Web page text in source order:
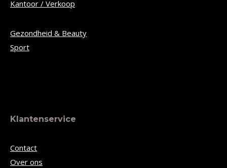
Kantoor / Verkoop
Gezondheid & Beauty
Sport
Klantenservice
Contact
Over ons